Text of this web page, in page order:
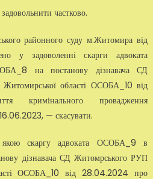
частково.
районного суду м.Житомира від
у задоволенні скарги адвоката
на постанову дізнавача СД
області ОСОБА_10 від
кримінального провадження
— скасувати.
якою скаргу адвоката ОСОБА_9 в
дізнавача СД Житомрського РУП
ОСОБА_10 від 28.04.2024 про